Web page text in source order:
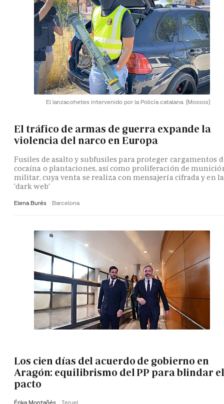
El lanzacohetes intervenido por la Policía catalana. (Mossos)
El tráfico de armas de guerra expande la
violencia del narco en Europa
Fusiles de asalto y subfusiles para proteger cargamentos
cocaína o plantaciones, así como proliferación de
militar, cuya venta se realiza con mensajería cifrada y en la
'dark web'
Elena Burés Barcelona
Los cien días del acuerdo de gobierno en
Aragón: equilibrismo del PP para blindar el
pacto
Érika Montañés Teruel